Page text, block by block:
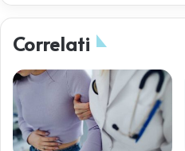
Correlati